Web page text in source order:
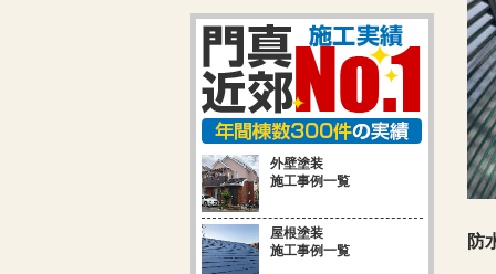
防
外壁塗装
施工事例一覧
屋根塗装
施工事例一覧